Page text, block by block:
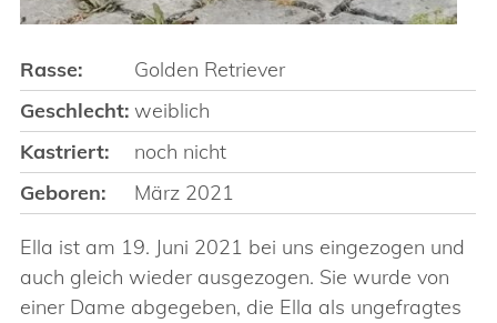
Rasse:
Golden Retriever
Geschlecht: weiblich
Kastriert:
noch nicht
Geboren:
März 2021
Ella ist am 19. Juni 2021 bei uns eingezogen und
auch gleich wieder ausgezogen. Sie wurde von
einer Dame abgegeben, die Ella als ungefragtes